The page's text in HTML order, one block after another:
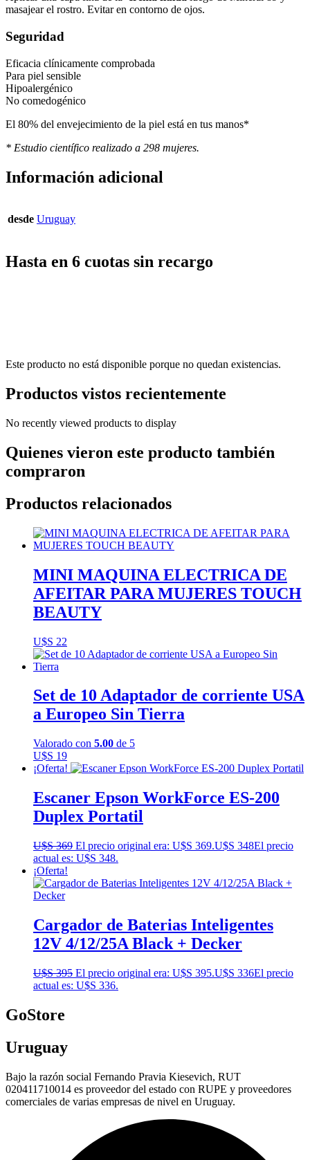
masajear el rostro. Evitar en contorno de ojos.
Seguridad
Eficacia clínicamente comprobada
Para piel sensible
Hipoalergénico
No comedogénico
El 80% del envejecimiento de la piel está en tus manos*
* Estudio científico realizado a 298 mujeres.
Información adicional
desde Uruguay
Hasta en 6 cuotas sin recargo
Este producto no está disponible porque no quedan existencias.
Productos vistos recientemente
No recently viewed products to display
Quienes vieron este producto también
compraron
Productos relacionados
MINI MAQUINA ELECTRICA DE
AFEITAR PARA MUJERES TOUCH
BEAUTY
U$S 22
Set de 10 Adaptador de corriente USA
a Europeo Sin Tierra
Valorado con 5.00 de 5
U$S 19
¡Oferta!
Escaner Epson WorkForce ES-200
Duplex Portatil
U$S369 El precio original era: U$S 369.U$S 348El precio
actual es: U$S 348.
¡Oferta!
Cargador de Baterias Inteligentes
12V 4/12/25A Black + Decker
U$S395 El precio original era: U$S 395.U$S 336El precio
actual es: U$S 336.
GoStore
Uruguay
Bajo la razón social Fernando Pravia Kiesevich, RUT
020411710014 es proveedor del estado con RUPE y proveedores
comerciales de varias empresas de nivel en Uruguay.